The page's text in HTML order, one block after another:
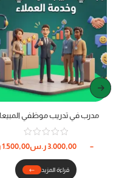
مدرب في تدريب موظفي
وخدمة العملاء
1.500,00 –
3.000,00ر.س
قراءة المزيد